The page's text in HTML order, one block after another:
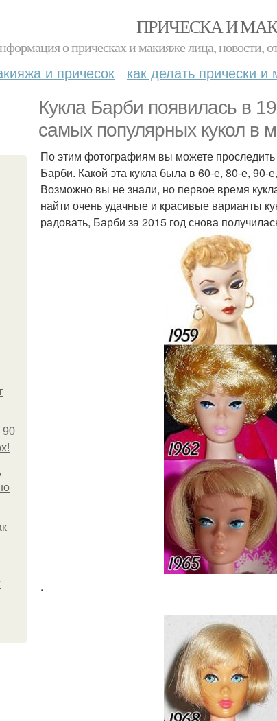
ПРИЧЕСКА И
о прическах и макияже лица, новости,
и причесок как делать прически и
Кукла Барби появилась в
самых популярных кукол в
90
По этим фотографиям вы можете
Барби. Какой эта кукла была в 60-е, 80-е, 90-
Возможно вы не знали, но первое время
найти очень удачные и красивые варианты
радовать, Барби за 2015 год снова
.